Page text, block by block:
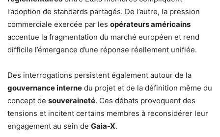
l’adoption de standards partagés. De l’autre, la pression
commerciale exercée par les opérateurs américains
accentue la fragmentation du marché européen et rend
difficile l’émergence d’une réponse réellement unifiée.
Des interrogations persistent également autour de la
gouvernance interne du projet et de la définition même du
concept de souveraineté. Ces débats provoquent des
tensions et incitent certains membres à reconsidérer leur
engagement au sein de Gaia-X.